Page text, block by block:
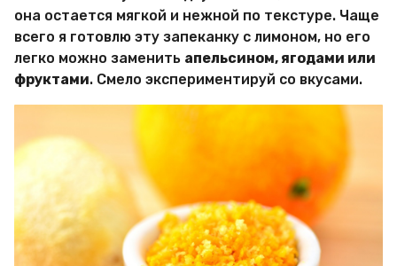
она остается мягкой и нежной по текстуре. Чаще
всего я готовлю эту запеканку с лимоном, но его
легко можно заменить апельсином, ягодами или
фруктами. Смело экспериментируй со вкусами.